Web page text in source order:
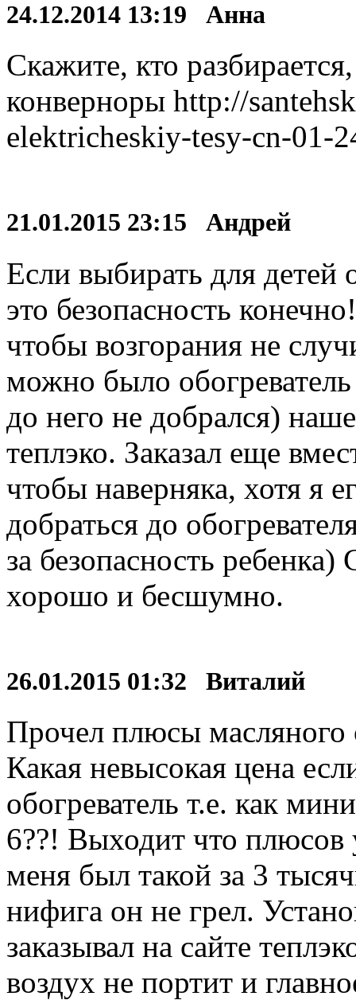
24.12.2014 13:19 Анна
Скажите, кто
конверноры http://
elektricheskiy-tesy-cn-01-
21.01.2015 23:15 Андрей
Если выбирать для детей
это безопасность
чтобы возгорания не
можно было
до него не добрался)
теплэко. Заказал еще
чтобы наверняка, хотя я
добраться до
за безопасность ребенка)
хорошо и бесшумно.
26.01.2015 01:32 Виталий
Прочел плюсы масляного
Какая невысокая цена
обогреватель т.е. как
6??! Выходит что плюсов
меня был такой за 3
нифига он не грел.
заказывал на сайте
воздух не портит и